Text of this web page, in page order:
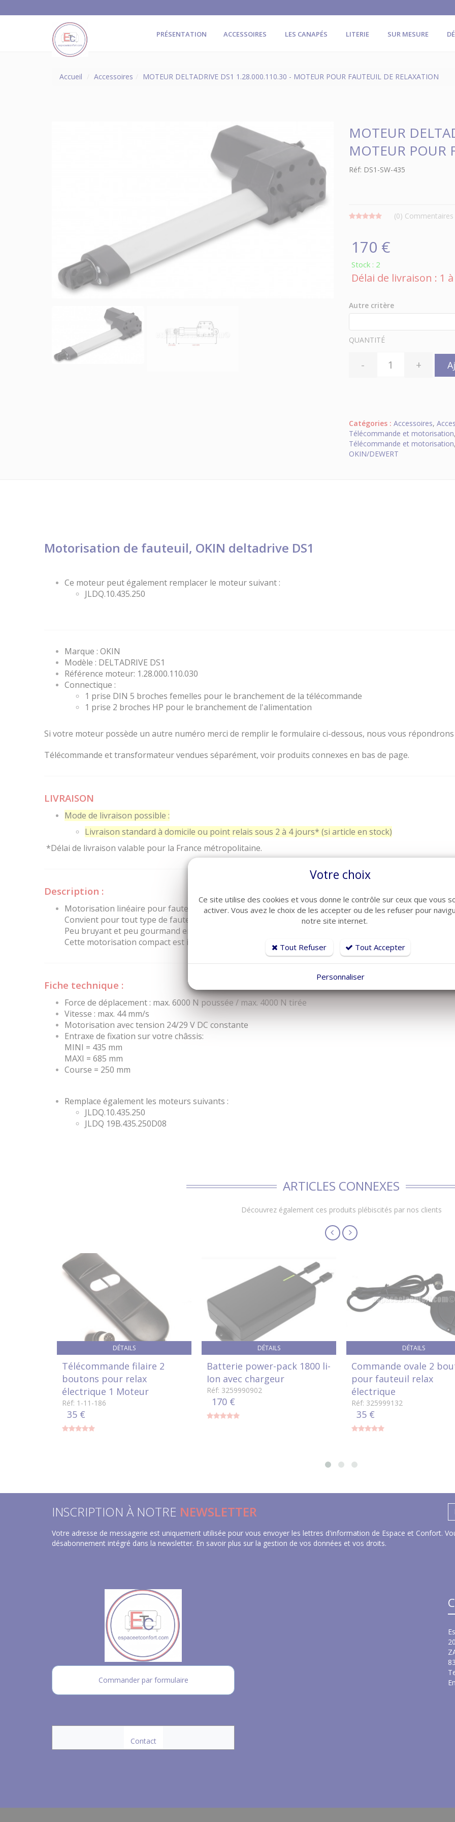
PRÉSENTATION ACCESSOIRES LES CANAPÉS LITERIE SUR MESURE
Accueil Accessoires MOTEUR DELTADRIVE DS1 1.28.000.110.30 - MOTEUR POUR FAUTEUIL DE RELAXATION
MOTEUR
MOTEUR POUR
Réf: DS1-SW-435
(0) Commentaires
170 €
Stock : 2
Délai de livraison : 1
Autre critère
QUANTITÉ
- +
Catégories : Accessoires,
Télécommande et motorisation,
Télécommande et motorisation,
OKIN/DEWERT
Motorisation de fauteuil, OKIN deltadrive DS1
Ce moteur peut également remplacer le moteur suivant :
JLDQ.10.435.250
Marque : OKIN
Modèle : DELTADRIVE DS1
Référence moteur: 1.28.000.110.030
Connectique :
1 prise DIN 5 broches femelles pour le branchement de la télécommande
1 prise 2 broches HP pour le branchement de l'alimentation
Si votre moteur possède un autre numéro merci de remplir le formulaire ci-dessous, nous vous répondrons
Télécommande et transformateur vendues séparément, voir produits connexes en bas de page.
LIVRAISON
Mode de livraison possible :
Livraison standard à domicile ou point relais sous 2 à 4 jours* (si article en stock)
*Délai de livraison valable pour la France métropolitaine.
Description :
Motorisation linéaire pour fauteuil.
Convient pour tout type de fauteuil relax ayant les mêmes caractéristiques de puissance et de
Peu bruyant et peu gourmand en énergie
Cette motorisation compact est idéale pour les fauteuils avec dimensions de montage restreintes.
Fiche technique :
Force de déplacement : max. 6000 N poussée / max. 4000 N tirée
Vitesse : max. 44 mm/s
Motorisation avec tension 24/29 V DC constante
Entraxe de fixation sur votre châssis:
MINI = 435 mm
MAXI = 685 mm
Course = 250 mm
Remplace également les moteurs suivants :
JLDQ.10.435.250
JLDQ 19B.435.250D08
ARTICLES CONNEXES
Découvrez également ces produits plébiscités par nos clients
DÉTAILS
Télécommande filaire 2
boutons pour relax
électrique 1 Moteur
Réf: 1-11-186
35 €
DÉTAILS
Batterie power-pack 1800 li-
Ion avec chargeur
Réf: 3259990902
170 €
DÉTAILS
Commande ovale 2
pour fauteuil relax
électrique
Réf: 325999132
35 €
INSCRIPTION À NOTRE NEWSLETTER
Votre adresse de messagerie est uniquement utilisée pour vous envoyer les lettres d'information de Espace et Confort.
désabonnement intégré dans la newsletter. En savoir plus sur la gestion de vos données et vos droits.
Commander par formulaire
Contact
Votre choix
Ce site utilise des cookies et vous donne le contrôle sur ceux que vous
activer. Vous avez le choix de les accepter ou de les refuser pour
notre site internet.
Tout Refuser Tout Accepter
Personnaliser